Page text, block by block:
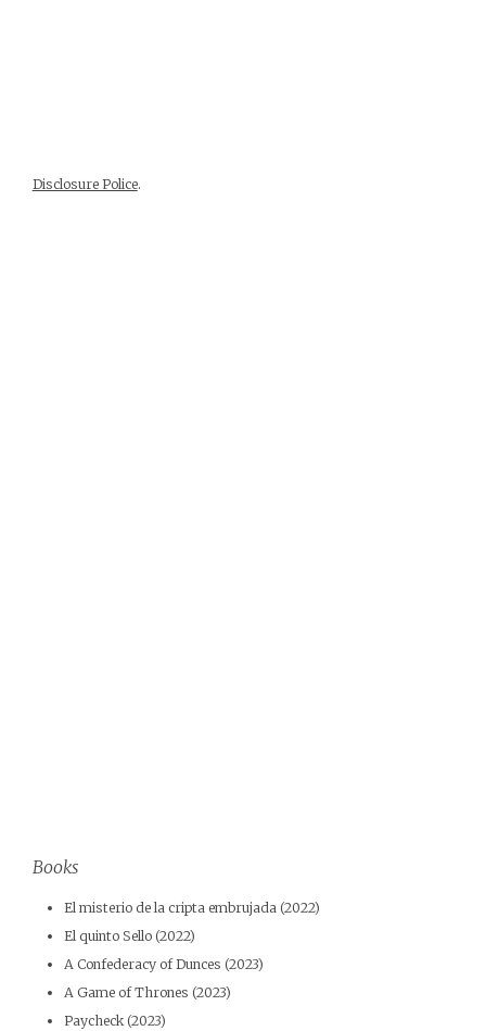
Disclosure Police.
Books
El misterio de la cripta embrujada (2022)
El quinto Sello (2022)
A Confederacy of Dunces (2023)
A Game of Thrones (2023)
Paycheck (2023)